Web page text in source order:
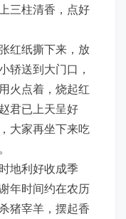
三柱清香，点好
红纸撕下来，放
轿送到大门口，
火点着，烧起红
君已上天呈好
大家再坐下来吃
地利好收成季
年时间约在农历
猪宰羊，摆起香